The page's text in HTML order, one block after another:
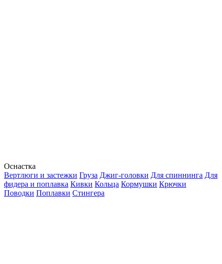
Оснастка
Вертлюги и застежки Груза Джиг-головки Для спиннинга Для
фидера и поплавка Кивки Кольца Кормушки Крючки
Поводки Поплавки Стингера